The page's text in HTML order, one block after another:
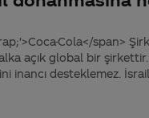
Cola</span>
açık global bir
inancı desteklemez.